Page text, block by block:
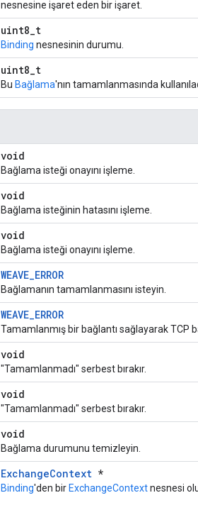
nesnesine işaret eden bir işaret.
uint8_t
Binding nesnesinin durumu.
uint8_t
Bu Bağlama'nın tamamlanmasında
void
Bağlama isteği onayını işleme.
void
Bağlama isteğinin hatasını işleme.
void
Bağlama isteği onayını işleme.
WEAVE_ERROR
Bağlamanın tamamlanmasını isteyin.
WEAVE_ERROR
Tamamlanmış bir bağlantı sağlayarak TCP
void
"Tamamlanmadı" serbest bırakır.
void
"Tamamlanmadı" serbest bırakır.
void
Bağlama durumunu temizleyin.
ExchangeContext *
Binding'den bir ExchangeContextnesnesi